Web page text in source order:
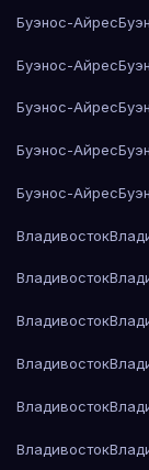
Буэнос-Айрес
Буэнос-Айрес
Буэнос-Айрес
Буэнос-Айрес
Буэнос-Айрес
Владивосток
Владивосток
Владивосток
Владивосток
Владивосток
Владивосток